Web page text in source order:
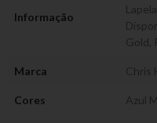
Informação
Lapela
Gold
Marca Chris
Cores Azul